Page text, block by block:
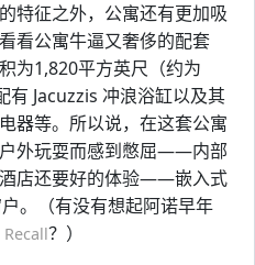
特征之外，公寓还有更加吸
看公寓牛逼又奢侈的配套
为1,820平方英尺（约为
有 Jacuzzis 冲浪浴缸以及其
器等。所以说，在这套公寓
外玩耍而感到憋屈——内部
店还要好的体验——嵌入式
。（有没有想起阿诺早年
？）